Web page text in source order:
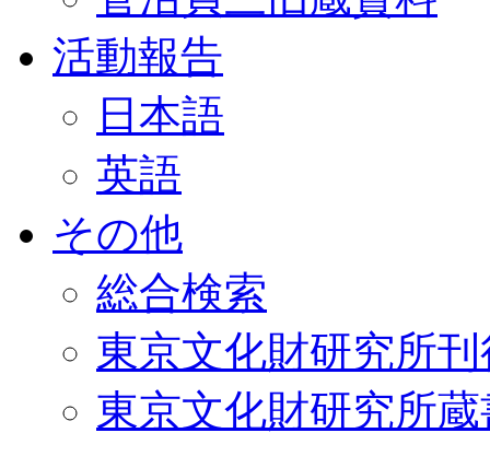
活動報告
日本語
英語
その他
総合検索
東京文化財研究所
東京文化財研究所